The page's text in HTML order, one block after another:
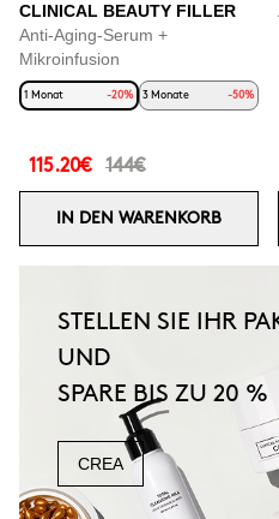
CLINICAL BEAUTY FILLER
Anti-Aging-Serum +
Mikroinfusion
1 Monat -20% 3 Monate -50%
115.20€ 144€
IN DEN WARENKORB
STELLEN SIE IHR
UND
SPARE BIS ZU 20 %
CREA